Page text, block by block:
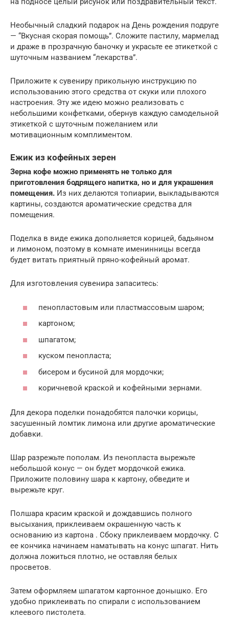
Необычный сладкий подарок на День рождения подруге
— “Вкусная скорая помощь”. Сложите пастилу, мармелад
и драже в прозрачную баночку и украсьте ее этикеткой с
шуточным названием “лекарства”.
Приложите к сувениру прикольную инструкцию по
использованию этого средства от скуки или плохого
настроения. Эту же идею можно реализовать с
небольшими конфетками, обернув каждую самодельной
этикеткой с шуточным пожеланием или
мотивационным комплиментом.
Ежик из кофейных зерен
Зерна кофе можно применять не только для
приготовления бодрящего напитка, но и для украшения
помещения. Из них делаются топиарии, выкладываются
картины, создаются ароматические средства для
помещения.
Поделка в виде ежика дополняется корицей, бадьяном
и лимоном, поэтому в комнате именинницы всегда
будет витать приятный пряно-кофейный аромат.
Для изготовления сувенира запаситесь:
пенопластовым или пластмассовым шаром;
картоном;
шпагатом;
куском пенопласта;
бисером и бусиной для мордочки;
коричневой краской и кофейными зернами.
Для декора поделки понадобятся палочки корицы,
засушенный ломтик лимона или другие ароматические
добавки.
Шар разрежьте пополам. Из пенопласта вырежьте
небольшой конус — он будет мордочкой ежика.
Приложите половину шара к картону, обведите и
вырежьте круг.
Полшара красим краской и дождавшись полного
высыхания, приклеиваем окрашенную часть к
основанию из картона . Сбоку приклеиваем мордочку. С
ее кончика начинаем наматывать на конус шпагат. Нить
должна ложиться плотно, не оставляя белых
просветов.
Затем оформляем шпагатом картонное донышко. Его
удобно приклеивать по спирали с использованием
клеевого пистолета.